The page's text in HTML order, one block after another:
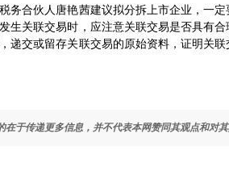
合伙人唐艳茜建议拟分拆上市企业，一定
生关联交易时，应注意关联交易是否具有
递交或留存关联交易的原始资料，证明关
在于传递更多信息，并不代表本网赞同其观点和对